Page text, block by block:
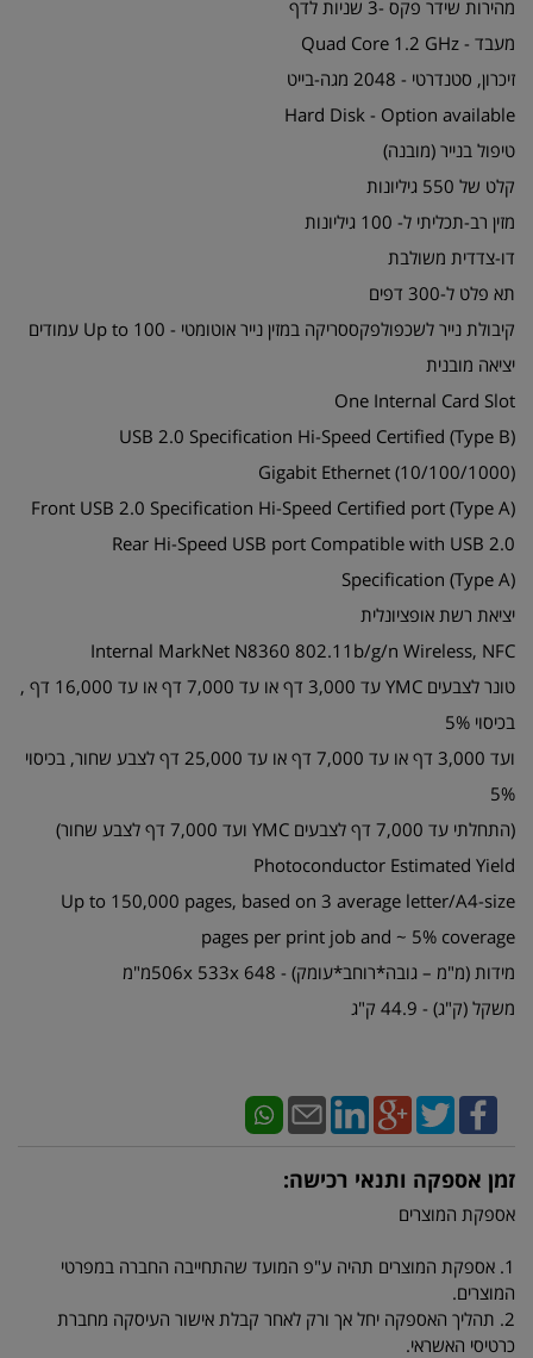
מהירות שידר פקס -3 שניות לדף
מעבד - Quad Core 1.2 GHz
זיכרון, סטנדרטי - 2048 מגה-בייט
Hard Disk - Option available
טיפול בנייר (מובנה)
קלט של 550 גיליונות
מזין רב-תכליתי ל- 100 גיליונות
דו-צדדית משולבת
תא פלט ל-300 דפים
קיבולת נייר לשכפולפקססריקה במזין נייר אוטומטי - Up to 100 עמודים
יציאה מובנית
One Internal Card Slot
USB 2.0 Specification Hi-Speed Certified (Type B)
Gigabit Ethernet (10/100/1000)
Front USB 2.0 Specification Hi-Speed Certified port (Type A)
Rear Hi-Speed USB port Compatible with USB 2.0
Specification (Type A)
יציאת רשת אופציונלית
Internal MarkNet N8360 802.11b/g/n Wireless, NFC
טונר לצבעים YMC עד 3,000 דף או עד 7,000 דף או עד 16,000 דף ,
בכיסוי 5%
ועד 3,000 דף או עד 7,000 דף או עד 25,000 דף לצבע שחור, בכיסוי
5%
(התחלתי עד 7,000 דף לצבעים YMC ועד 7,000 דף לצבע שחור)
Photoconductor Estimated Yield
Up to 150,000 pages, based on 3 average letter/A4-size
pages per print job and ~ 5% coverage
מידות (מ"מ – גובה*רוחב*עומק) - 506x 533x 648מ"מ
משקל (ק"ג) - 44.9 ק"ג
זמן אספקה ותנאי רכישה:
אספקת המוצרים
1. אספקת המוצרים תהיה ע"פ המועד שהתחייבה החברה במפרטי
המוצרים.
2. תהליך האספקה יחל אך ורק לאחר קבלת אישור העיסקה מחברת
כרטיסי האשראי.